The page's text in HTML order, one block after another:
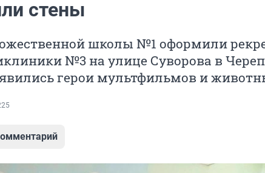
стены
школы №1 оформили
№3 на улице Суворова в
герои мультфильмов и